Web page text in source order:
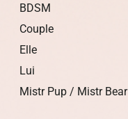
BDSM
Couple
Elle
Lui
Mistr Pup / Mistr Bear